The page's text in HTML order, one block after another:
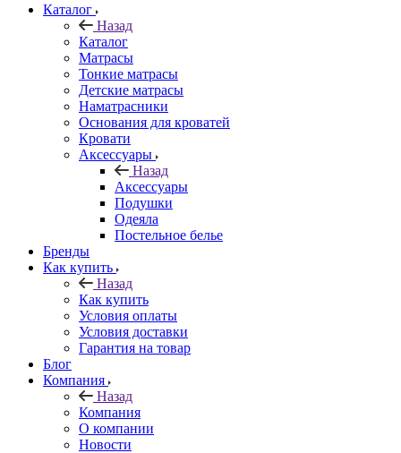
Каталог
Назад
Каталог
Матрасы
Тонкие матрасы
Детские матрасы
Наматрасники
Основания для кроватей
Кровати
Аксессуары
Назад
Аксессуары
Подушки
Одеяла
Постельное белье
Бренды
Как купить
Назад
Как купить
Условия оплаты
Условия доставки
Гарантия на товар
Блог
Компания
Назад
Компания
О компании
Новости